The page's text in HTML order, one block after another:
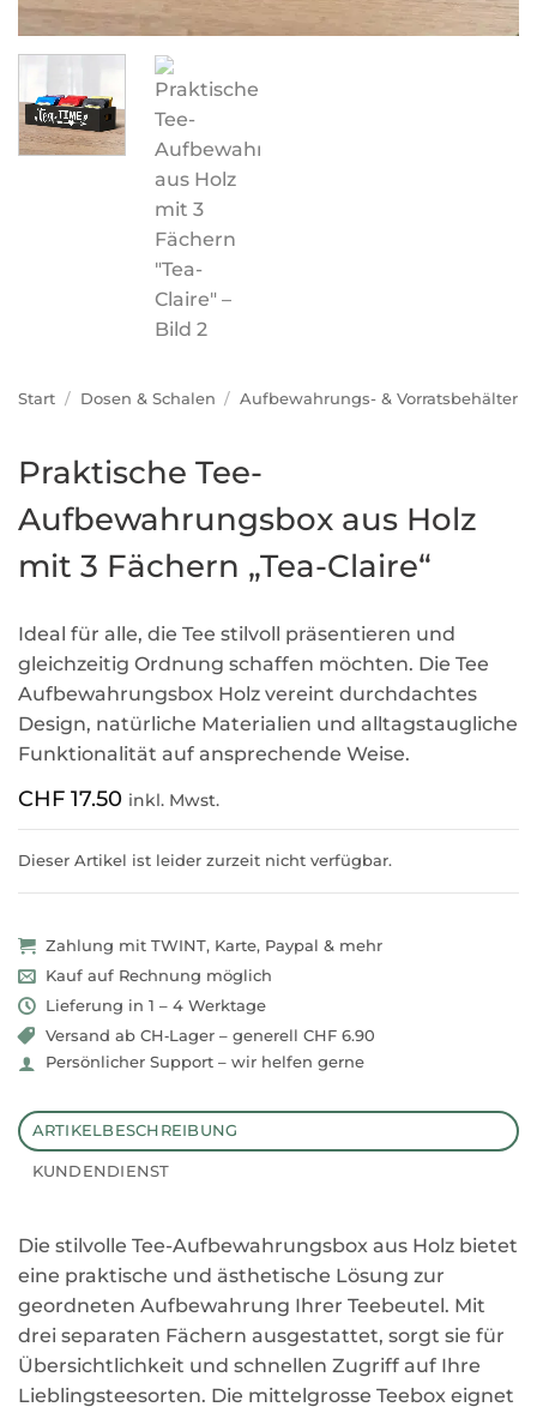
Start / Dosen & Schalen / Aufbewahrungs- & Vorratsbehälter
Praktische Tee-
Aufbewahrungsbox aus Holz
mit 3 Fächern „Tea-Claire“
Ideal für alle, die Tee stilvoll präsentieren und
gleichzeitig Ordnung schaffen möchten. Die Tee
Aufbewahrungsbox Holz vereint durchdachtes
Design, natürliche Materialien und alltagstaugliche
Funktionalität auf ansprechende Weise.
CHF 17.50 inkl. Mwst.
Dieser Artikel ist leider zurzeit nicht verfügbar.
Zahlung mit TWINT, Karte, Paypal & mehr
Kauf auf Rechnung möglich
Lieferung in 1 – 4 Werktage
Versand ab CH‑Lager – generell CHF 6.90
Persönlicher Support – wir helfen gerne
ARTIKELBESCHREIBUNG
KUNDENDIENST
Die stilvolle Tee-Aufbewahrungsbox aus Holz bietet
eine praktische und ästhetische Lösung zur
geordneten Aufbewahrung Ihrer Teebeutel. Mit
drei separaten Fächern ausgestattet, sorgt sie für
Übersichtlichkeit und schnellen Zugriff auf Ihre
Lieblingsteesorten. Die mittelgrosse Teebox eignet